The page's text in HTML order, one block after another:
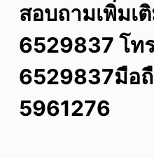
สอบถามเพิ่มเ
6529837 โท
6529837มือ
5961276